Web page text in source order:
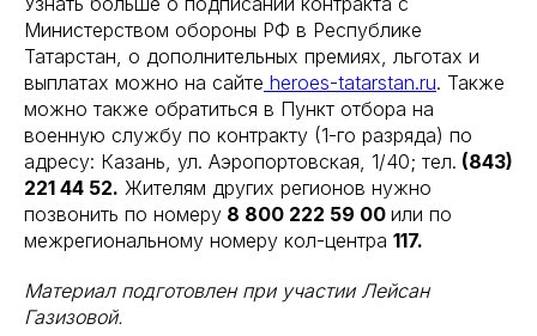
Министерством обороны РФ в Республике
Татарстан, о дополнительных премиях, льготах и
выплатах можно на сайте heroes-tatarstan.ru. Также
можно также обратиться в Пункт отбора на
военную службу по контракту (1-го разряда) по
адресу: Казань, ул. Аэропортовская, 1/40; тел. (843)
221 44 52. Жителям других регионов нужно
позвонить по номеру 8 800 222 59 00 или по
межрегиональному номеру кол-центра 117.
Материал подготовлен при участии Лейсан
Газизовой.